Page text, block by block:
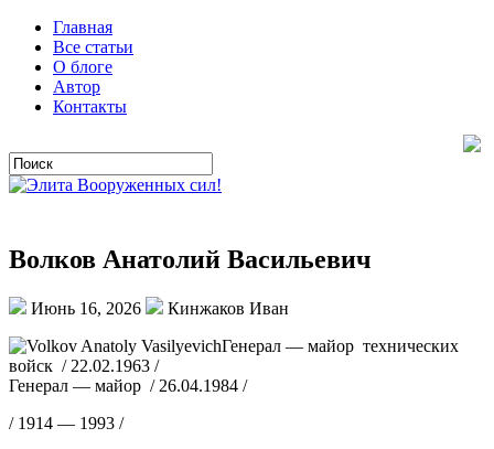
Главная
Все статьи
О блоге
Автор
Контакты
Волков Анатолий Васильевич
Июнь 16, 2026
Кинжаков Иван
Генерал — майор технических
войск / 22.02.1963 /
Генерал — майор / 26.04.1984 /
/ 1914 — 1993 /